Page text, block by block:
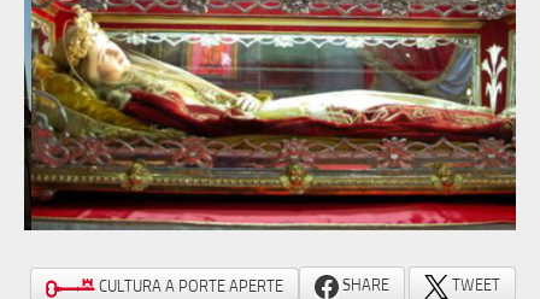
CULTURA A PORTE APERTE SHARE
TWEET